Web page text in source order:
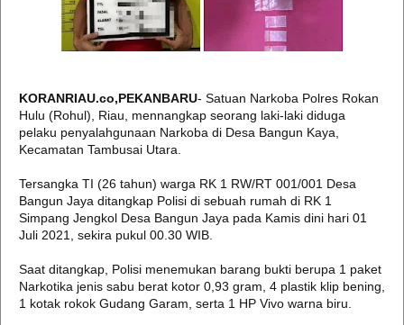
KORANRIAU.co,PEKANBARU- Satuan Narkoba Polres Rokan
Hulu (Rohul), Riau, mennangkap seorang laki-laki diduga
pelaku penyalahgunaan Narkoba di Desa Bangun Kaya,
Kecamatan Tambusai Utara.
Tersangka TI (26 tahun) warga RK 1 RW/RT 001/001 Desa
Bangun Jaya ditangkap Polisi di sebuah rumah di RK 1
Simpang Jengkol Desa Bangun Jaya pada Kamis dini hari 01
Juli 2021, sekira pukul 00.30 WIB.
Saat ditangkap, Polisi menemukan barang bukti berupa 1 paket
Narkotika jenis sabu berat kotor 0,93 gram, 4 plastik klip bening,
1 kotak rokok Gudang Garam, serta 1 HP Vivo warna biru.